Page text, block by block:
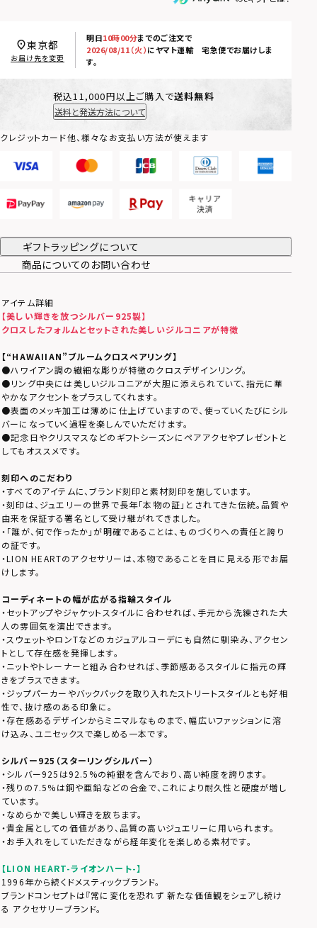
明日10時00分までのご注文で
2026/08/11（火）にヤマト運輸 宅急便でお届けしま
す。
東京都
お届け先を変更
税込11,000円以上ご購入で送料無料
送料と発送方法について
クレジットカード他、様々なお支払い方法が使えます
ギフトラッピングについて
商品についてのお問い合わせ
アイテム詳細
【美しい輝きを放つシルバー925製】
クロスしたフォルムとセットされた美しいジルコニアが特徴
【“HAWAIIAN”ブルームクロスペアリング】
●ハワイアン調の繊細な彫りが特徴のクロスデザインリング。
●リング中央には美しいジルコニアが大胆に添えられていて、指元に華
やかなアクセントをプラスしてくれます。
●表面のメッキ加工は薄めに仕上げていますので、使っていくたびにシル
バーになっていく過程を楽しんでいただけます。
●記念日やクリスマスなどのギフトシーズンにペアアクセやプレゼントと
してもオススメです。
刻印へのこだわり
・すべてのアイテムに、ブランド刻印と素材刻印を施しています。
・刻印は、ジュエリーの世界で長年「本物の証」とされてきた伝統。品質や
由来を保証する署名として受け継がれてきました。
・「誰が、何で作ったか」が明確であることは、ものづくりへの責任と誇り
の証です。
・LION HEARTのアクセサリーは、本物であることを目に見える形でお届
けします。
コーディネートの幅が広がる指輪スタイル
・セットアップやジャケットスタイルに合わせれば、手元から洗練された大
人の雰囲気を演出できます。
・スウェットやロンTなどのカジュアルコーデにも自然に馴染み、アクセン
トとして存在感を発揮します。
・ニットやトレーナーと組み合わせれば、季節感あるスタイルに指元の輝
きをプラスできます。
・ジップパーカーやバックパックを取り入れたストリートスタイルとも好相
性で、抜け感のある印象に。
・存在感あるデザインからミニマルなものまで、幅広いファッションに溶
け込み、ユニセックスで楽しめる一本です。
シルバー925（スターリングシルバー）
・シルバー925は92.5%の純銀を含んでおり、高い純度を誇ります。
・残りの7.5%は銅や亜鉛などの合金で、これにより耐久性と硬度が増し
ています。
・なめらかで美しい輝きを放ちます。
・貴金属としての価値があり、品質の高いジュエリーに用いられます。
・お手入れをしていただきながら経年変化を楽しめる素材です。
【LION HEART-ライオンハート-】
1996年から続くドメスティックブランド。
ブランドコンセプトは『常に変化を恐れず 新たな価値観をシェアし続け
る アクセサリーブランド。